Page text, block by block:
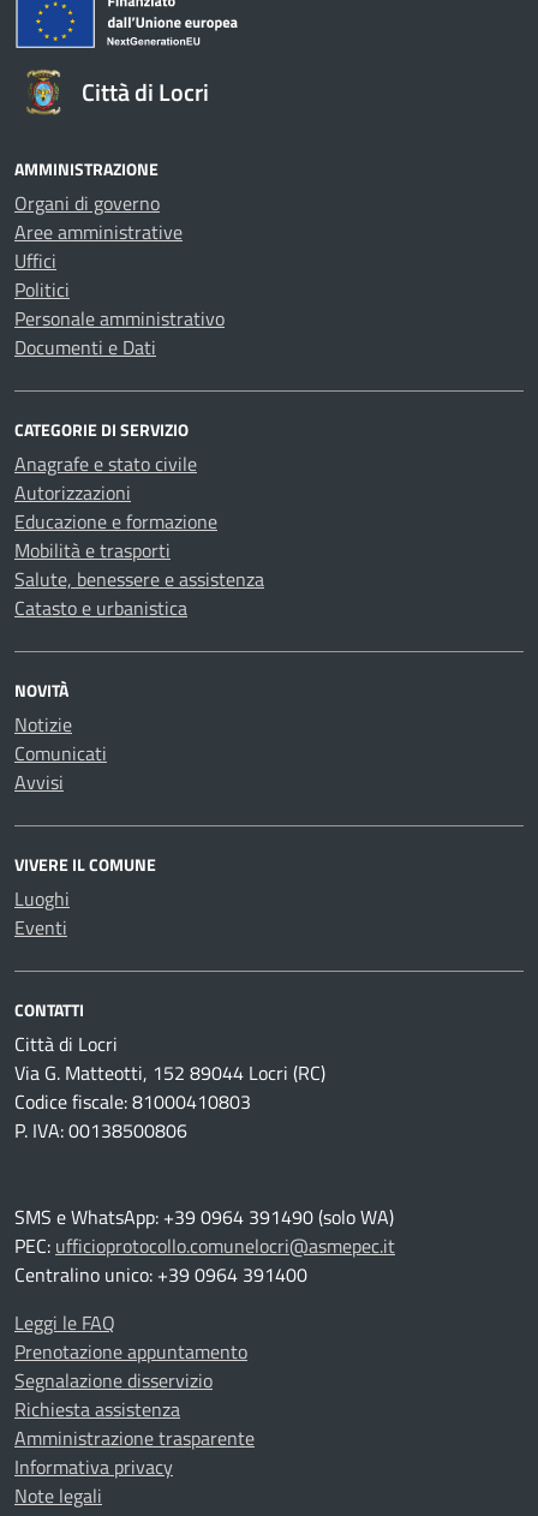
Città di Locri
AMMINISTRAZIONE
Organi di governo
Aree amministrative
Uffici
Politici
Personale amministrativo
Documenti e Dati
CATEGORIE DI SERVIZIO
Anagrafe e stato civile
Autorizzazioni
Educazione e formazione
Mobilità e trasporti
Salute, benessere e assistenza
Catasto e urbanistica
NOVITÀ
Notizie
Comunicati
Avvisi
VIVERE IL COMUNE
Luoghi
Eventi
CONTATTI
Città di Locri
Via G. Matteotti, 152 89044 Locri (RC)
Codice fiscale: 81000410803
P. IVA: 00138500806
SMS e WhatsApp: +39 0964 391490 (solo WA)
PEC: ufficioprotocollo.comunelocri@asmepec.it
Centralino unico: +39 0964 391400
Leggi le FAQ
Prenotazione appuntamento
Segnalazione disservizio
Richiesta assistenza
Amministrazione trasparente
Informativa privacy
Note legali